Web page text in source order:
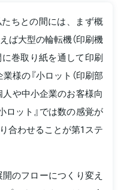
ちとの間には、まず概
ば大型の輪転機（印刷機
巻取り紙を通して印刷
様の『小ロット（印刷部
人や中小企業のお客様向
ロット』では数の感覚が
合わせることが第1ステ
のフローにつくり変え